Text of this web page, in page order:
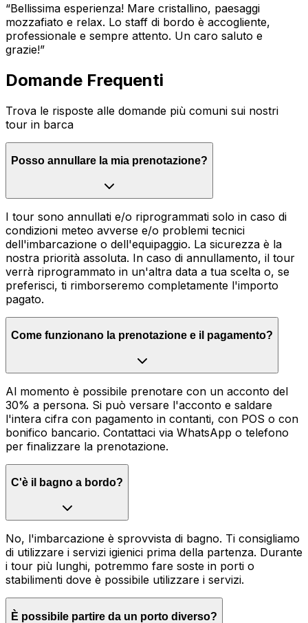
“Bellissima esperienza! Mare cristallino, paesaggi
mozzafiato e relax. Lo staff di bordo è accogliente,
professionale e sempre attento. Un caro saluto e
grazie!”
Domande Frequenti
Trova le risposte alle domande più comuni sui nostri
tour in barca
Posso annullare la mia prenotazione?
I tour sono annullati e/o riprogrammati solo in caso di
condizioni meteo avverse e/o problemi tecnici
dell'imbarcazione o dell'equipaggio. La sicurezza è la
nostra priorità assoluta. In caso di annullamento, il tour
verrà riprogrammato in un'altra data a tua scelta o, se
preferisci, ti rimborseremo completamente l'importo
pagato.
Come funzionano la prenotazione e il pagamento?
Al momento è possibile prenotare con un acconto del
30% a persona. Si può versare l'acconto e saldare
l'intera cifra con pagamento in contanti, con POS o con
bonifico bancario. Contattaci via WhatsApp o telefono
per finalizzare la prenotazione.
C'è il bagno a bordo?
No, l'imbarcazione è sprovvista di bagno. Ti consigliamo
di utilizzare i servizi igienici prima della partenza. Durante
i tour più lunghi, potremmo fare soste in porti o
stabilimenti dove è possibile utilizzare i servizi.
È possibile partire da un porto diverso?